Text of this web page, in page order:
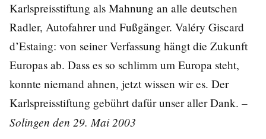
Karlspreisstiftung als Mahnung an alle deutschen
Radler, Autofahrer und Fußgänger. Valéry Giscard
d’Estaing: von seiner Verfassung hängt die Zukunft
Europas ab. Dass es so schlimm um Europa steht,
konnte niemand ahnen, jetzt wissen wir es. Der
Karlspreisstiftung gebührt dafür unser aller Dank. –
Solingen den 29. Mai 2003